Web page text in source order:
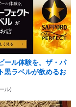
ール体験を。ザ・パ
黒ラベルが飲めるお
ル)